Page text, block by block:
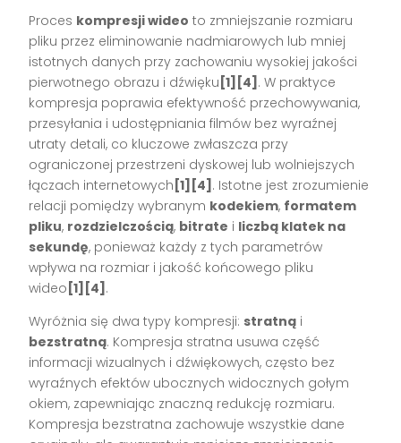
Proces kompresji wideo to zmniejszanie rozmiaru
pliku przez eliminowanie nadmiarowych lub mniej
istotnych danych przy zachowaniu wysokiej jakości
pierwotnego obrazu i dźwięku [1][4] . W praktyce
kompresja poprawia efektywność przechowywania,
przesyłania i udostępniania filmów bez wyraźnej
utraty detali, co kluczowe zwłaszcza przy
ograniczonej przestrzeni dyskowej lub wolniejszych
łączach internetowych [1][4] . Istotne jest zrozumienie
relacji pomiędzy wybranym kodekiem, formatem
pliku, rozdzielczością, bitrate i liczbą klatek na
sekundę, ponieważ każdy z tych parametrów
wpływa na rozmiar i jakość końcowego pliku
wideo [1][4] .
Wyróżnia się dwa typy kompresji: stratną i
bezstratną. Kompresja stratna usuwa część
informacji wizualnych i dźwiękowych, często bez
wyraźnych efektów ubocznych widocznych gołym
okiem, zapewniając znaczną redukcję rozmiaru.
Kompresja bezstratna zachowuje wszystkie dane